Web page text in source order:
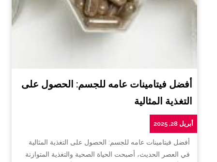
أفضل فيتامينات عامه للجسم: الحصول على
التغذية المثالية
أبريل 28, 2025
أفضل فيتامينات عامه للجسم: الحصول على التغذية المثالية
في العصر الحديث، أصبحت الحياة الصحية والتغذية المتوازنة